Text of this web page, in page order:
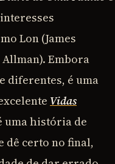
Lon (James
Embora
diferentes, é uma
Vidas
uma história de
dê certo no final,